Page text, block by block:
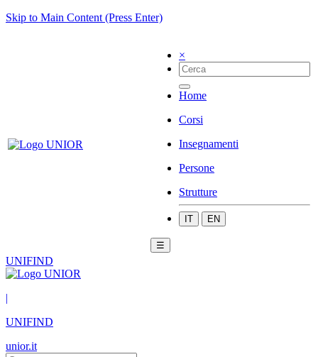
Skip to Main Content (Press Enter)
×
Home
Corsi
Insegnamenti
Persone
Strutture
IT EN
☰
UNIFIND
|
UNIFIND
unior.it